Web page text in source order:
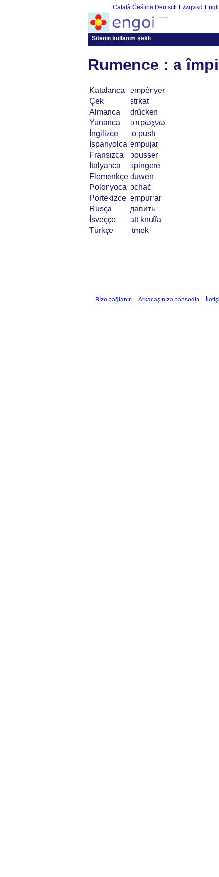
Català Čeština Deutsch Ελληνικά
----
Sitenin kullanım şekli
Rumence : a
Katalanca
empènyer
Çek
strkat
Almanca
drücken
Yunanca
σπρώχνω
İngilizce
to push
İspanyolca empujar
Fransızca
pousser
İtalyanca
spingere
Flemenkçe duwen
Polonyoca pchać
Portekizce empurrar
Rusça
давить
İsveççe
att knuffa
Türkçe
itmek
Bİze bağlanın Arkadaşınıza bahsedin